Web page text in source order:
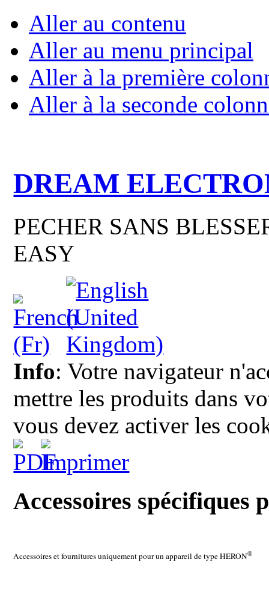
Aller au contenu
Aller au menu principal
Aller à la première
Aller à la seconde
DREAM
PECHER SANS
EASY
Info: Votre navigateur
mettre les produits dans
vous devez activer les
Accessoires
Accessoires et fournitures uniquement pour un appareil de type HERON®